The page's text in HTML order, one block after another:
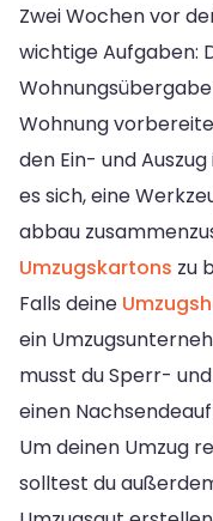
Zwei Wochen vor
wichtige Aufgaben:
Wohnung
den Ein- und
es sich, eine
abbau
Umzugskartons zu
Falls deine
ein
musst du Sperr-
einen
Um deinen Umzug
solltest du